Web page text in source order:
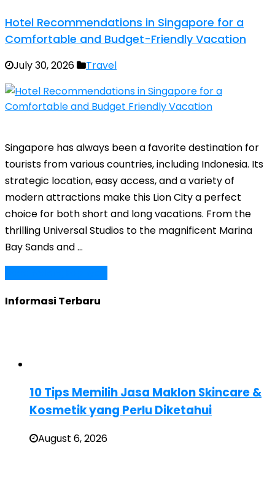
Hotel Recommendations in Singapore for a
Comfortable and Budget-Friendly Vacation
July 30, 2026 Travel
Singapore has always been a favorite destination for
tourists from various countries, including Indonesia. Its
strategic location, easy access, and a variety of
modern attractions make this Lion City a perfect
choice for both short and long vacations. From the
thrilling Universal Studios to the magnificent Marina
Bay Sands and …
Informasi Terbaru
10 Tips Memilih Jasa Maklon Skincare &
Kosmetik yang Perlu Diketahui
August 6, 2026